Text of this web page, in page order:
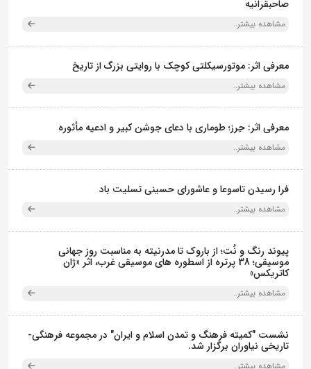
صاحبقرانیه
مشاهده بیشتر..
معرفی اثر: موتورسیکلتی کوچک با روایتی بزرگ از تاریخ
مشاهده بیشتر..
معرفی اثر: حِرز؛ طوماری با دعای جوشن کبیر و ادعیه مأثوره
مشاهده بیشتر..
فرا رسیدن تاسوعا و عاشورای حسینی تسلیت باد
مشاهده بیشتر..
پیوند رنگ و نُت؛ از باروک تا مدرنیته به مناسبت روز جهانی
موسیقی؛ 38 پرتره از اسطوره های موسیقی غرب، اثر «ژان
کاتریکس»
مشاهده بیشتر..
نشست "کمیته فرهنگ و تمدن اسلام و ایران" در مجموعه فرهنگی‌-
تاریخی نیاوران برگزار شد.
مشاهده بیشتر..